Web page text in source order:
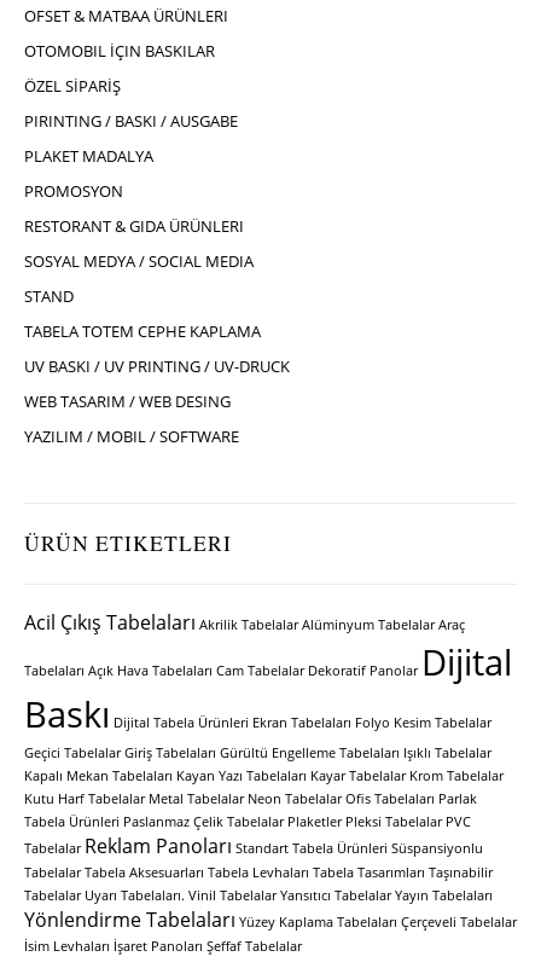
OFSET & MATBAA ÜRÜNLERI
OTOMOBIL İÇIN BASKILAR
ÖZEL SİPARİŞ
PIRINTING / BASKI / AUSGABE
PLAKET MADALYA
PROMOSYON
RESTORANT & GIDA ÜRÜNLERI
SOSYAL MEDYA / SOCIAL MEDIA
STAND
TABELA TOTEM CEPHE KAPLAMA
UV BASKI / UV PRINTING / UV-DRUCK
WEB TASARIM / WEB DESING
YAZILIM / MOBIL / SOFTWARE
ÜRÜN ETIKETLERI
Acil Çıkış Tabelaları Akrilik Tabelalar Alüminyum Tabelalar Araç
Tabelaları Açık Hava Tabelaları Cam Tabelalar Dekoratif Panolar Dijital
Baskı Dijital Tabela Ürünleri Ekran Tabelaları Folyo Kesim Tabelalar
Geçici Tabelalar Giriş Tabelaları Gürültü Engelleme Tabelaları Işıklı Tabelalar
Kapalı Mekan Tabelaları Kayan Yazı Tabelaları Kayar Tabelalar Krom Tabelalar
Kutu Harf Tabelalar Metal Tabelalar Neon Tabelalar Ofis Tabelaları Parlak
Tabela Ürünleri Paslanmaz Çelik Tabelalar Plaketler Pleksi Tabelalar PVC
Tabelalar Reklam Panoları Standart Tabela Ürünleri Süspansiyonlu
Tabelalar Tabela Aksesuarları Tabela Levhaları Tabela Tasarımları Taşınabilir
Tabelalar Uyarı Tabelaları. Vinil Tabelalar Yansıtıcı Tabelalar Yayın Tabelaları
Yönlendirme Tabelaları Yüzey Kaplama Tabelaları Çerçeveli Tabelalar
İsim Levhaları İşaret Panoları Şeffaf Tabelalar